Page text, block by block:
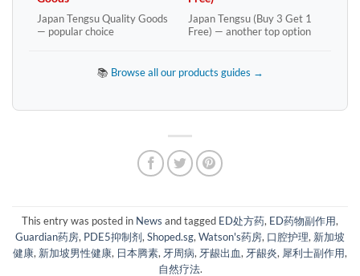
Japan Tengsu Quality Goods
— popular choice
Japan Tengsu (Buy 3 Get 1
Free) — another top option
📚 Browse all our products guides →
This entry was posted in News and tagged ED处方药, ED药物副作用,
Guardian药房, PDE5抑制剂, Shoped.sg, Watson's药房, 口腔护理, 新加坡
健康, 新加坡男性健康, 日本腾素, 牙周病, 牙龈出血, 牙龈炎, 犀利士副作用,
自然疗法.